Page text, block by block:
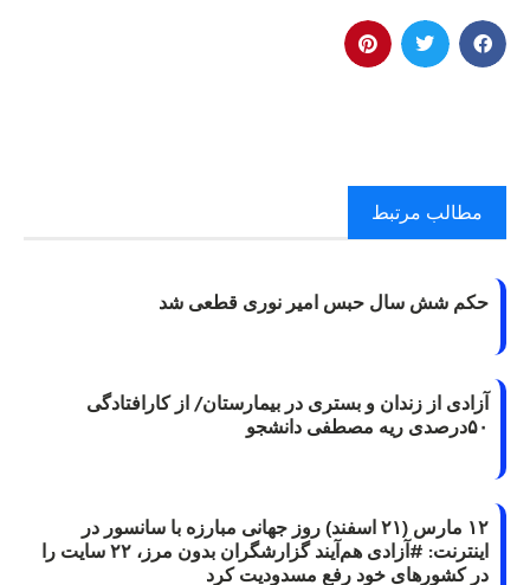
مطالب مرتبط
حکم شش سال حبس امیر نوری قطعی شد
آزادی از زندان و بستری در بیمارستان/ از کارافتادگی
۵۰درصدی ریه مصطفی دانشجو
۱۲ مارس (۲۱ اسفند) روز جهانی مبارزه با سانسور در
اینترنت: #آزادی هم‌آیند گزارشگران‌ بدون مرز، ۲۲ سایت را
در کشورهای خود رفع مسدودیت کرد